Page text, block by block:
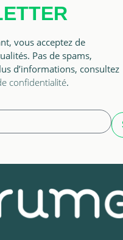
vous acceptez de
Pas de spams,
d’informations, consultez
confidentialité.